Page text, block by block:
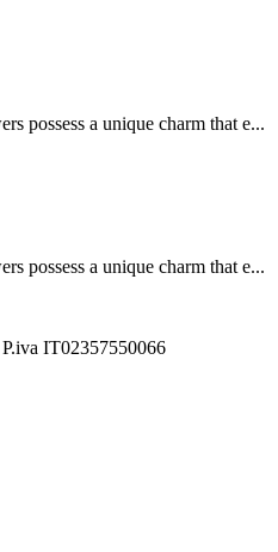
possess a unique charm that e...
possess a unique charm that e...
IT02357550066